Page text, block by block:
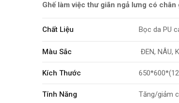
Ghế làm việc thư giãn ngả lưng có chân
Chất Liệu Bọc da PU
Màu Sắc ĐEN, NÂU,
Kích Thước
Tính Năng Tăng/giảm